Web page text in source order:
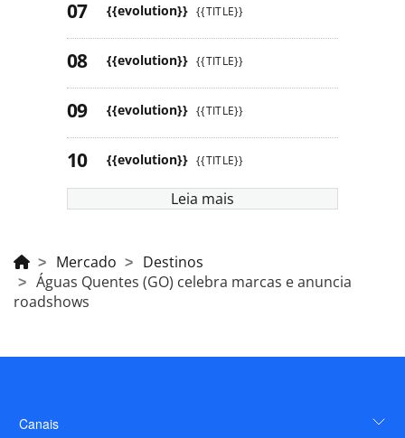
{{evolution}} {{TITLE}}
{{evolution}} {{TITLE}}
{{evolution}} {{TITLE}}
{{evolution}} {{TITLE}}
Leia mais
Mercado
Destinos
Águas Quentes (GO) celebra marcas e anuncia
roadshows
Canais